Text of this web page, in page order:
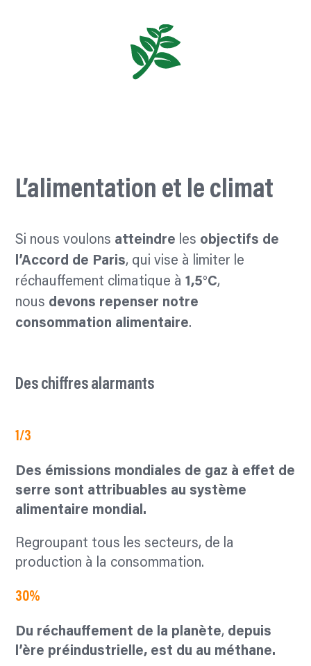
L’alimentation et le climat
Si nous voulons atteindre les objectifs de
l’Accord de Paris, qui vise à limiter le
réchauffement climatique à1,5°C,
nous devons repenser notre
consommation alimentaire.
Des chiffres alarmants
1/3
Des émissions mondiales de gaz à effet de
serre sont attribuables au système
alimentaire mondial.
Regroupant tous les secteurs, de la
production à la consommation.
30%
Du réchauffement de la planète, depuis
l’ère préindustrielle, est du au méthane.